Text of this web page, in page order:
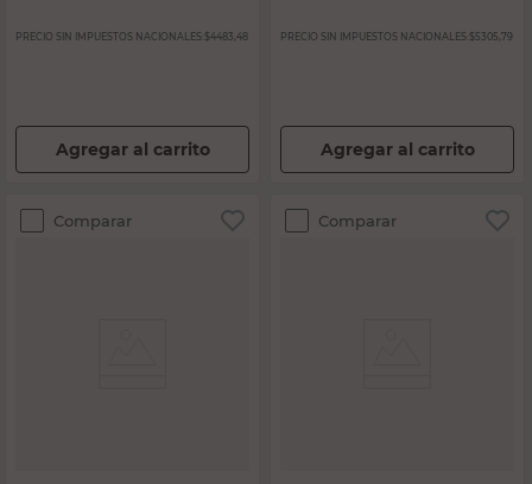
PRECIO SIN IMPUESTOS NACIONALES: $4483,48
Agregar al carrito
PRECIO SIN IMPUESTOS NACIONALES: $5305,79
Agregar al carrito
Comparar Comparar